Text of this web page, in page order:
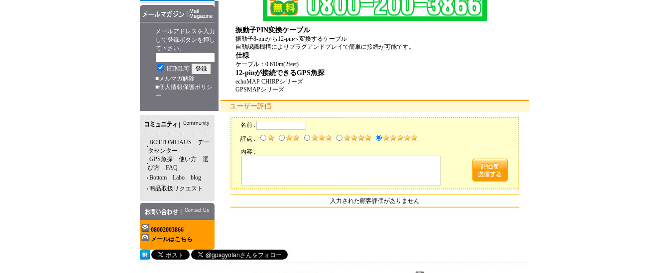
メールアドレスを入力
して登録ボタンを押し
て下さい。
HTML可
■メルマガ解除
■個人情報保護ポリシ
ー
BOTTOMHAUS デー
タセンター
GPS魚探 使い方 選
び方 FAQ
Bottom Labo blog
商品取扱リクエスト
08002003866
メールはこちら
振動子PIN変換ケーブル
振動子8-pinから12-pinへ変換するケーブル
自動認識機構によりプラグアンドプレイで簡単に接続が可能です。
仕様
ケーブル：0.610m(2feet)
12-pinが接続できるGPS魚探
echoMAP CHIRPシリーズ
GPSMAPシリーズ
ユーザー評価
名前 :
評点 :
内容 :
入力された顧客評価がありません